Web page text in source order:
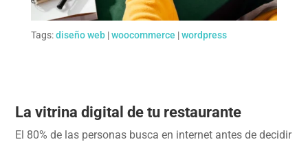
Tags:diseño web|woocommerce |wordpress
La vitrina digital de tu restaurante
El 80% de las personas busca en internet antes de decidir